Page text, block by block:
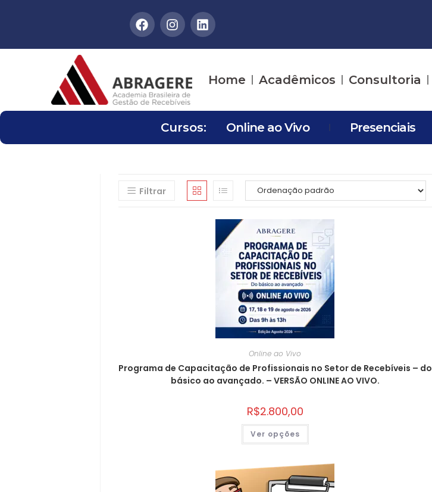
Home Acadêmicos Consultoria
Cursos: Online ao Vivo Presenciais
Filtrar
Online ao Vivo
Programa de Capacitação de Profissionais no Setor de Recebíveis – do
básico ao avançado. – VERSÃO ONLINE AO VIVO.
R$2.800,00
Ver opções